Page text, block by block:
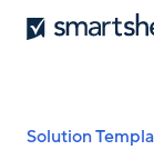
Direkt
zum
Smartsheet
Pfadnavigation
Solution